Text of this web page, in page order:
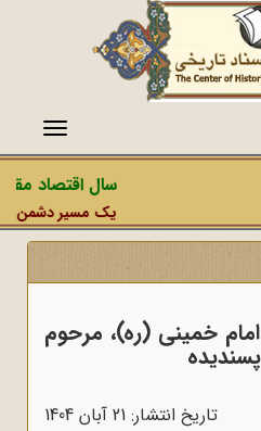
منو
سال اقتصاد
یک مسیر دشمن،
خمینی (ره)، مرحوم
تاریخ انتشار: 21 آبان 1404